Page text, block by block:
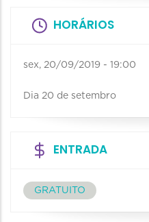
HORÁRIOS
sex, 20/09/2019 - 19:00
Dia 20 de setembro
ENTRADA
GRATUITO